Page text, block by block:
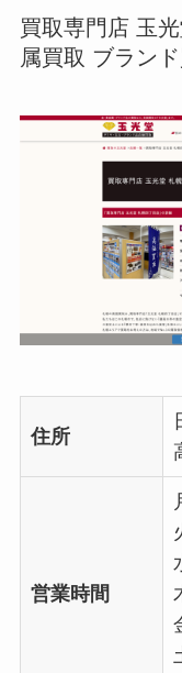
買取専門店 玉
属買取 ブラン
住所
営業時間